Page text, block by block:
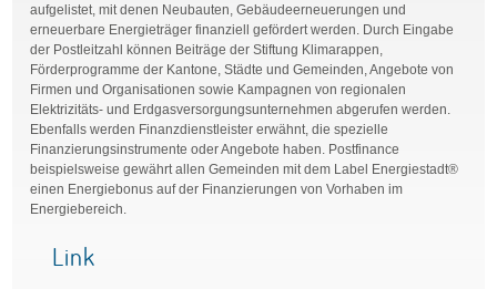
aufgelistet, mit denen Neubauten, Gebäudeerneuerungen und
erneuerbare Energieträger finanziell gefördert werden. Durch Eingabe
der Postleitzahl können Beiträge der Stiftung Klimarappen,
Förderprogramme der Kantone, Städte und Gemeinden, Angebote von
Firmen und Organisationen sowie Kampagnen von regionalen
Elektrizitäts- und Erdgasversorgungsunternehmen abgerufen werden.
Ebenfalls werden Finanzdienstleister erwähnt, die spezielle
Finanzierungsinstrumente oder Angebote haben. Postfinance
beispielsweise gewährt allen Gemeinden mit dem Label Energiestadt®
einen Energiebonus auf der Finanzierungen von Vorhaben im
Energiebereich.
Link